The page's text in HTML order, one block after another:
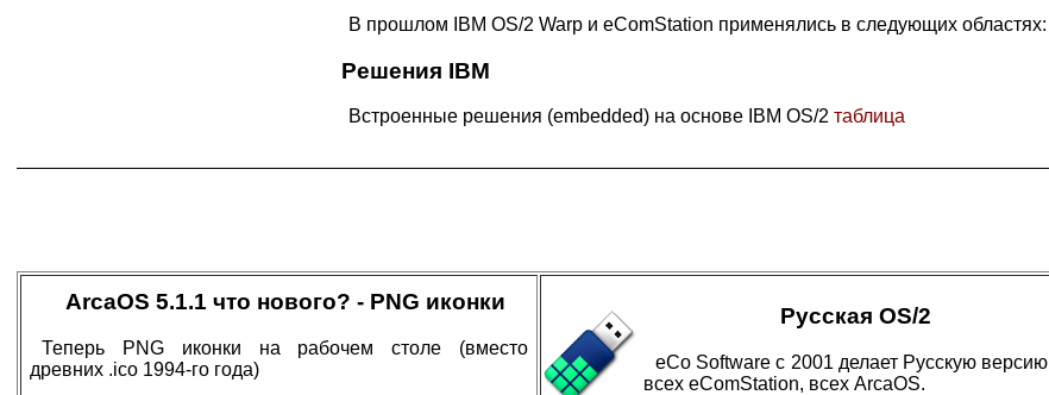
В прошлом IBM OS/2 Warp и eComStation применялись в следующих областях:
Решения IBM
Встроенные решения (embedded) на основе IBM OS/2 таблица
ArcaOS 5.1.1 что нового? - PNG иконки
Теперь PNG иконки на рабочем столе (вместо
древних .ico 1994-го года)
Русская OS/2
eCo Software с 2001 делает Русскую версию
всех eComStation, всех ArcaOS.